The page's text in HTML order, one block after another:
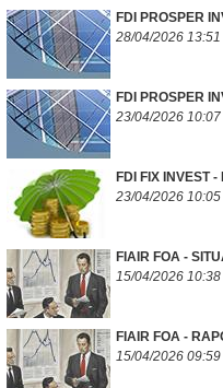
FDI PROSPER
28/04/2026 13:51
FDI PROSPER
23/04/2026 10:07
FDI FIX INVEST
23/04/2026 10:05
FIAIR FOA -
15/04/2026 10:38
FIAIR FOA -
15/04/2026 09:59